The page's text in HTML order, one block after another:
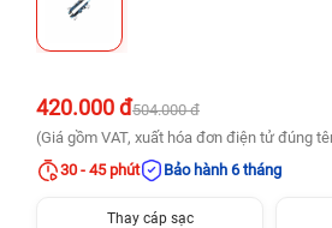
420.000 đ504.000 đ
(Giá gồm VAT, xuất hóa đơn điện tử đúng
30 - 45 phút
Bảo hành 6 tháng
Thay cáp sạc